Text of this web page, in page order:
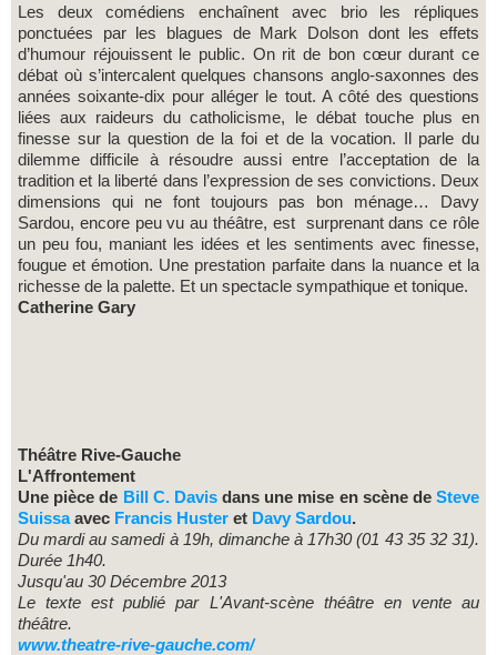
Les deux comédiens enchaînent avec brio les répliques
ponctuées par les blagues de Mark Dolson dont les effets
d’humour réjouissent le public. On rit de bon cœur durant ce
débat où s’intercalent quelques chansons anglo-saxonnes des
années soixante-dix pour alléger le tout. A côté des questions
liées aux raideurs du catholicisme, le débat touche plus en
finesse sur la question de la foi et de la vocation. Il parle du
dilemme difficile à résoudre aussi entre l’acceptation de la
tradition et la liberté dans l’expression de ses convictions. Deux
dimensions qui ne font toujours pas bon ménage… Davy
Sardou, encore peu vu au théâtre, est surprenant dans ce rôle
un peu fou, maniant les idées et les sentiments avec finesse,
fougue et émotion. Une prestation parfaite dans la nuance et la
richesse de la palette. Et un spectacle sympathique et tonique.
Catherine Gary
Théâtre Rive-Gauche
L'Affrontement
Une pièce de Bill C. Davisdans une mise en scène deSteve
Suissaavec Francis Huster et Davy Sardou.
Du mardi au samedi à 19h, dimanche à 17h30 (01 43 35 32 31).
Durée 1h40.
Jusqu'au 30 Décembre 2013
Le texte est publié par L'Avant-scène théâtre en vente au
théâtre.
www.theatre-rive-gauche.com/